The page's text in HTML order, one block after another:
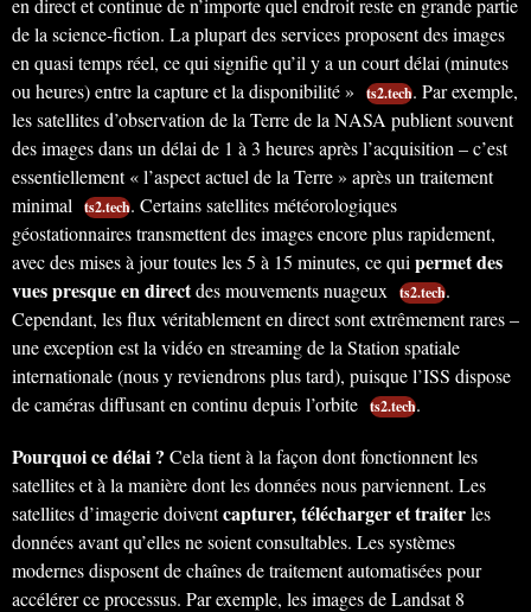
de la science-fiction. La plupart des services proposent des images
en quasi temps réel, ce qui signifie qu’il y a un court délai (minutes
ou heures) entre la capture et la disponibilité »
ts2.tech. Par exemple,
les satellites d’observation de la Terre de la NASA publient souvent
des images dans un délai de 1 à 3 heures après l’acquisition – c’est
essentiellement « l’aspect actuel de la Terre » après un traitement
minimal
ts2.tech. Certains satellites météorologiques
géostationnaires transmettent des images encore plus rapidement,
avec des mises à jour toutes les 5 à 15 minutes, ce qui permet des
vues presque en directdes mouvements nuageux ts2.tech.
Cependant, les flux véritablement en direct sont extrêmement rares –
une exception est la vidéo en streaming de la Station spatiale
internationale (nous y reviendrons plus tard), puisque l’ISS dispose
de caméras diffusant en continu depuis l’orbite ts2.tech.
Pourquoi ce délai ? Cela tient à la façon dont fonctionnent les
satellites et à la manière dont les données nous parviennent. Les
satellites d’imagerie doiventcapturer, télécharger et traiterles
données avant qu’elles ne soient consultables. Les systèmes
modernes disposent de chaînes de traitement automatisées pour
accélérer ce processus. Par exemple, les images de Landsat 8